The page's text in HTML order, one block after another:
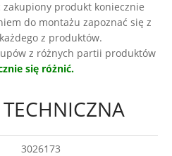
produkt koniecznie
do montażu zapoznać się z
z produktów.
z różnych partii produktów
się różnić.
TECHNICZNA
3026173